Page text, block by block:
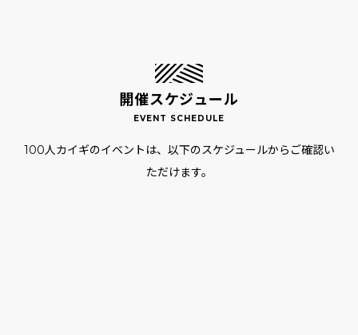
開催スケジュール
100人カイギのイベントは、以下のスケジュールからご確認い
ただけます。